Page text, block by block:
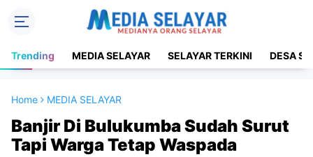
Trending MEDIA SELAYAR SELAYAR TERKINI DESA
Home MEDIA SELAYAR
Banjir Di Bulukumba Sudah Surut
Tapi Warga Tetap Waspada